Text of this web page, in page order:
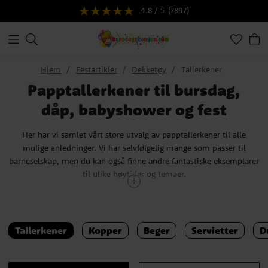
4.8 / 5 (7897)
Hjem Festartikler Dekketøy Tallerkener
Papptallerkener til bursdag,
dåp, babyshower og fest
Her har vi samlet vårt store utvalg av papptallerkener til alle
mulige anledninger. Vi har selvfølgelig mange som passer til
barneselskap, men du kan også finne andre fantastiske eksemplarer
til ulike høytider og temaer.
på, de risikerer heller ikke å brytes ned av all overskuddsenergien
som de små livene prøver å kvitte seg med. Og selvfølgelig får du
temaene som pryder tallerkene.
Tallerkener Kopper Beger Servietter